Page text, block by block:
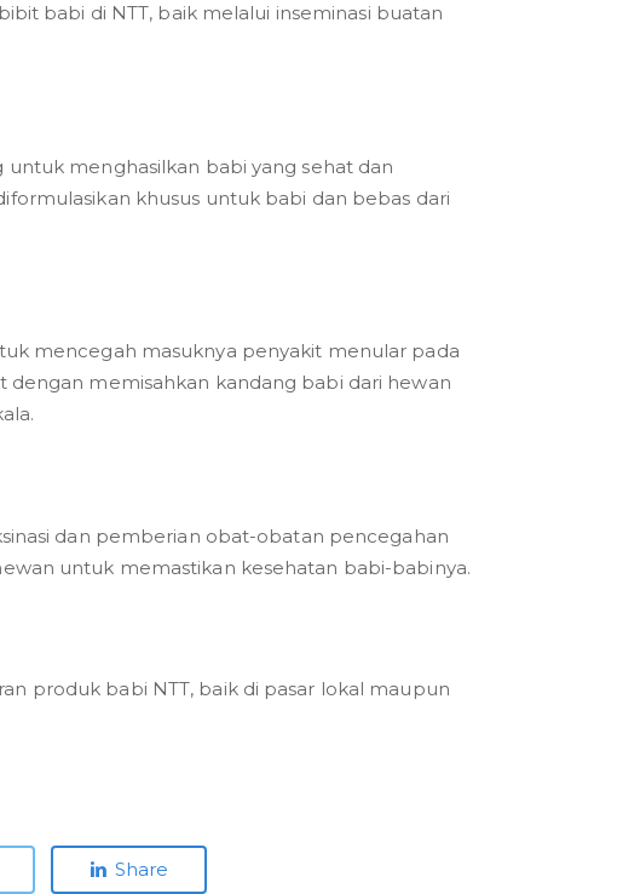
babi di NTT, baik melalui inseminasi buatan
menghasilkan babi yang sehat dan
khusus untuk babi dan bebas dari
mencegah masuknya penyakit menular pada
memisahkan kandang babi dari hewan
dan pemberian obat-obatan pencegahan
untuk memastikan kesehatan babi-babinya.
produk babi NTT, baik di pasar lokal maupun
Share